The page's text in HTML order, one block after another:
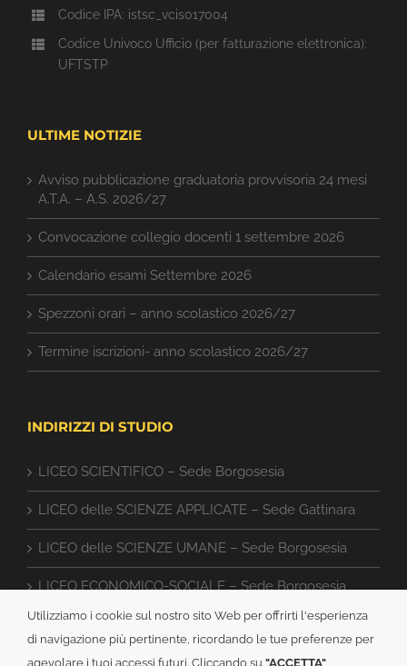
Codice IPA: istsc_vcis017004
Codice Univoco Ufficio (per fatturazione elettronica):
UFTSTP
ULTIME NOTIZIE
Avviso pubblicazione graduatoria provvisoria 24 mesi
A.T.A. – A.S. 2026/27
Convocazione collegio docenti 1 settembre 2026
Calendario esami Settembre 2026
Spezzoni orari – anno scolastico 2026/27
Termine iscrizioni- anno scolastico 2026/27
INDIRIZZI DI STUDIO
LICEO SCIENTIFICO – Sede Borgosesia
LICEO delle SCIENZE APPLICATE – Sede Gattinara
LICEO delle SCIENZE UMANE – Sede Borgosesia
LICEO ECONOMICO-SOCIALE – Sede Borgosesia
ISTITUTO TECNICO CAT – Sede Gattinara
Utilizziamo i cookie sul nostro sito Web per offrirti l'esperienza
di navigazione più pertinente, ricordando le tue preferenze per
agevolare i tuoi accessi futuri. Cliccando su "ACCETTA"